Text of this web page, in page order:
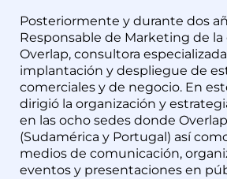
Posteriormente y durante dos
Responsable de Marketing de la
Overlap, consultora
implantación y despliegue de
comerciales y de negocio. En
dirigió la organización y
en las ocho sedes donde
(Sudamérica y Portugal) así
medios de comunicación,
eventos y presentaciones en